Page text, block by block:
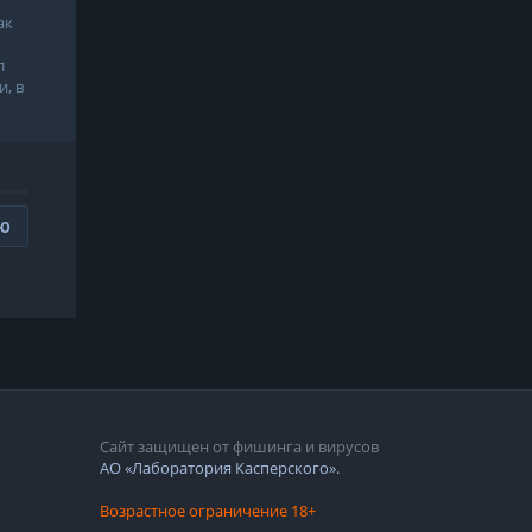
в
Сайт защищен от фишинга и вирусов
АО «Лаборатория Касперского».
Возрастное ограничение 18+